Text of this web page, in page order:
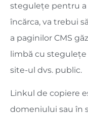
stegulețe pentru a
încărca, va trebui
a paginilor CMS
limbă cu
site-ul dvs. public.
Linkul de copiere
domeniului sau în